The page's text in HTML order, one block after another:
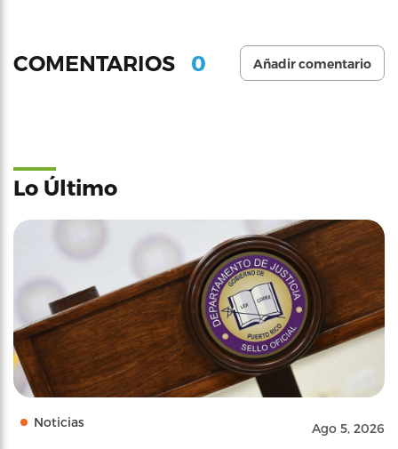
COMENTARIOS 0 Añadir comentario
Lo Último
Noticias Ago 5, 2026